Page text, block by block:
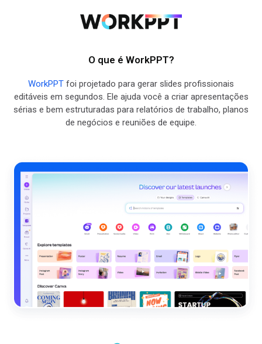
O que é WorkPPT?
WorkPPT foi projetado para gerar slides profissionais
editáveis ​​em segundos. Ele ajuda você a criar apresentações
sérias e bem estruturadas para relatórios de trabalho, planos
de negócios e reuniões de equipe.